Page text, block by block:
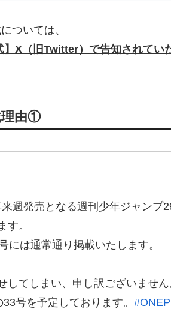
ついては、
X（旧Twitter）で告知されてい
理由①
来週発売となる週刊少年ジャン
す。
には通常通り掲載いたします。
してしまい、申し訳ございません
号を予定しております。